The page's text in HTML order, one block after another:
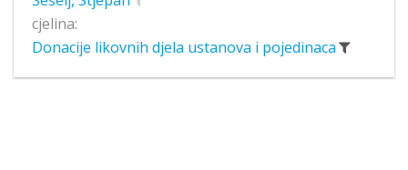
cjelina:
Donacije likovnih djela ustanova i pojedinaca